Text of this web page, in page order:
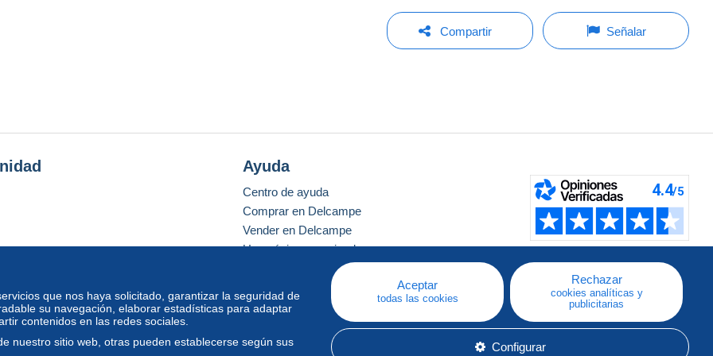
Compartir Señalar
que nos haya solicitado, garantizar la seguridad de
su navegación, elaborar estadísticas para adaptar
contenidos en las redes sociales.
nuestro sitio web, otras pueden establecerse según sus
Aceptar
todas las cookies
Rechazar
cookies analíticas y
publicitarias
Configurar
Ayuda
Centro de ayuda
Comprar en Delcampe
Vender en Delcampe
Una página securizada
estándar